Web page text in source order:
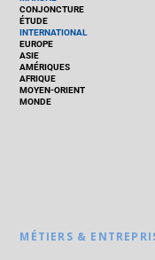
CONJONCTURE
ÉTUDE
INTERNATIONAL
EUROPE
ASIE
AMÉRIQUES
AFRIQUE
MOYEN-ORIENT
MONDE
MÉTIERS &